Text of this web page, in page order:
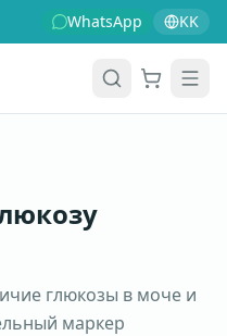
WhatsApp KK
глюкозы в моче и
маркер